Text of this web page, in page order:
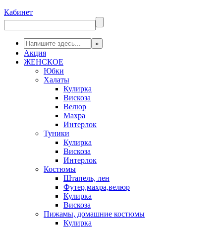
Кабинет
Акция
ЖЕНСКОЕ
Юбки
Халаты
Кулирка
Вискоза
Велюр
Махра
Интерлок
Туники
Кулирка
Вискоза
Интерлок
Костюмы
Штапель, лен
Футер,махра,велюр
Кулирка
Вискоза
Пижамы, домашние костюмы
Кулирка